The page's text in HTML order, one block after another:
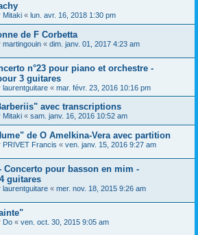
Mitaki « lun. avr. 16, 2018 1:30 pm
de F Corbetta
martingouin « dim. janv. 01, 2017 4:23 am
n°23 pour piano et orchestre -
3 guitares
laurentguitare « mar. févr. 23, 2016 10:16 pm
avec transcriptions
Mitaki « sam. janv. 16, 2016 10:52 am
de O Amelkina-Vera avec partition
PRIVET Francis « ven. janv. 15, 2016 9:27 am
pour basson en mim -
guitares
laurentguitare « mer. nov. 18, 2015 9:26 am
Do « ven. oct. 30, 2015 9:05 am